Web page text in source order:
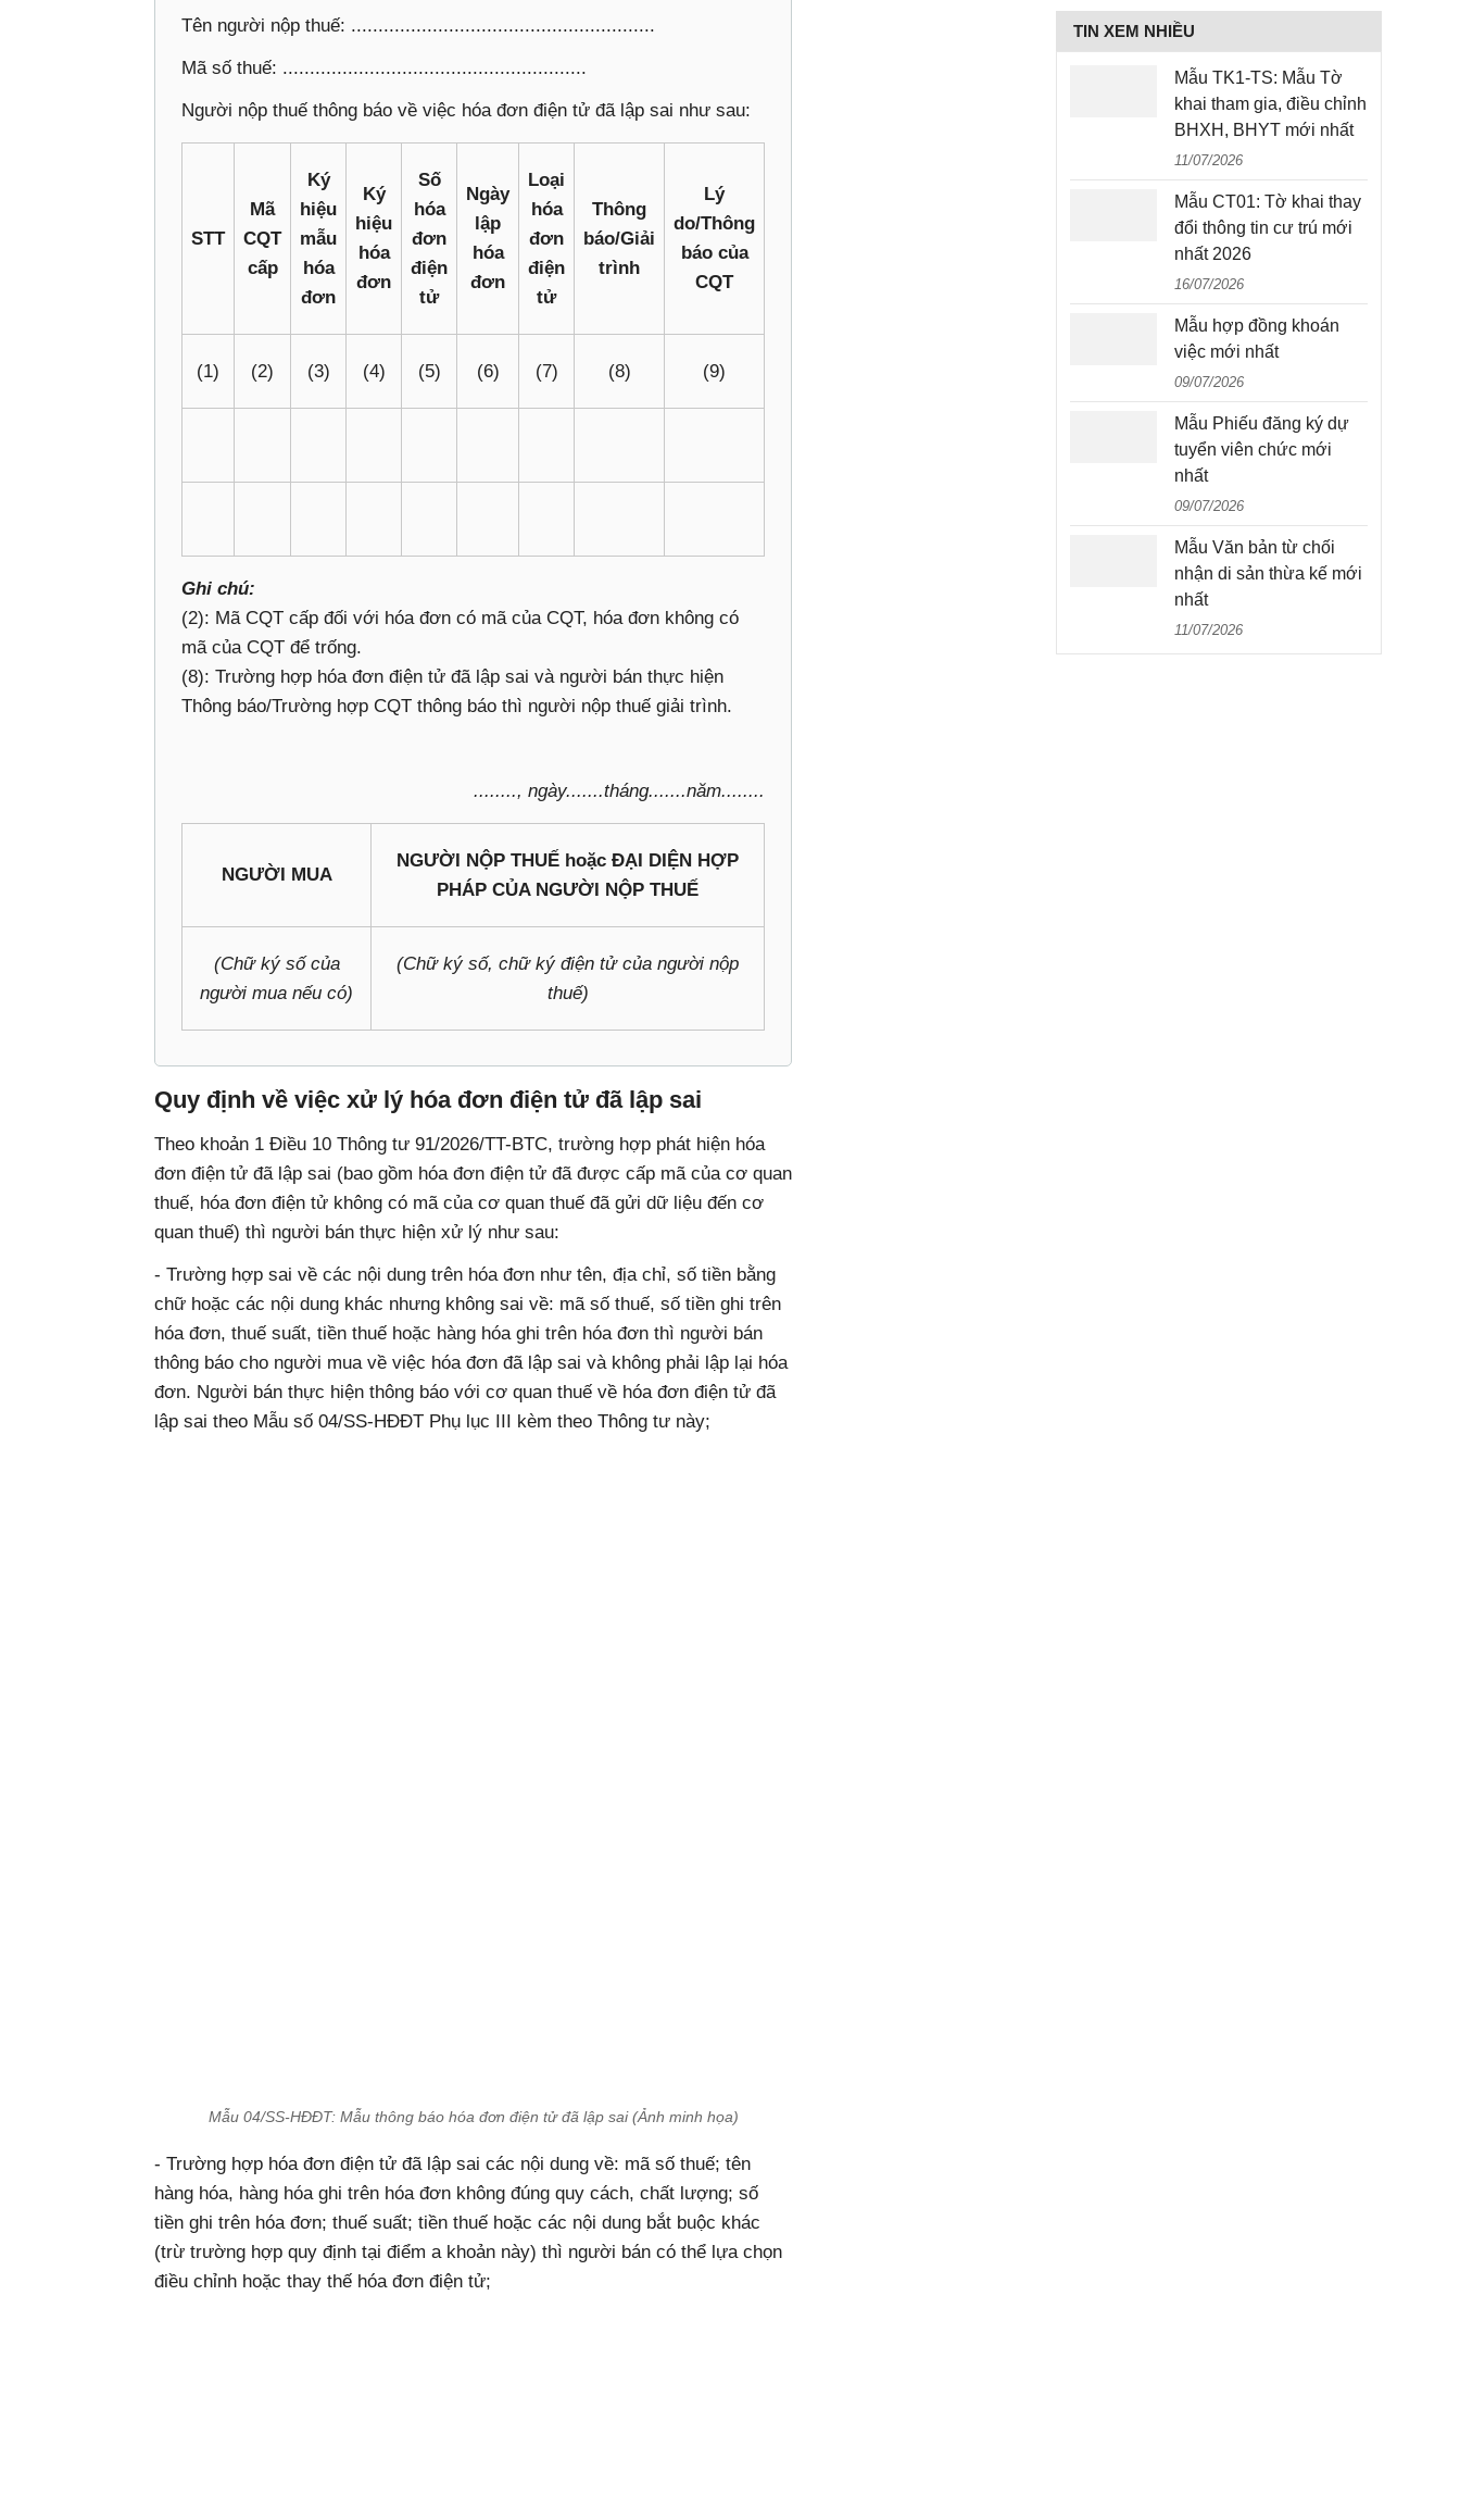
Tên người nộp thuế: ........................................................
Mã số thuế: ........................................................
Người nộp thuế thông báo về việc hóa đơn điện tử đã lập sai như sau:
STT
Mã
CQT
cấp
Ký
hiệu
mẫu
hóa
đơn
Ký
hiệu
hóa
đơn
Số
hóa
đơn
điện
tử
Ngày
lập
hóa
đơn
Loại
hóa
đơn
điện
tử
Thông
báo/Giải
trình
Lý
do/Thông
báo của
CQT
(1) (2) (3) (4) (5) (6) (7) (8) (9)
Ghi chú:
(2): Mã CQT cấp đối với hóa đơn có mã của CQT, hóa đơn không có
mã của CQT để trống.
(8): Trường hợp hóa đơn điện tử đã lập sai và người bán thực hiện
Thông báo/Trường hợp CQT thông báo thì người nộp thuế giải trình.
........, ngày.......tháng.......năm........
NGƯỜI MUA
NGƯỜI NỘP THUẾ hoặc ĐẠI DIỆN HỢP
PHÁP CỦA NGƯỜI NỘP THUẾ
(Chữ ký số của
người mua nếu có)
(Chữ ký số, chữ ký điện tử của người nộp
thuế)
Quy định về việc xử lý hóa đơn điện tử đã lập sai
Theo khoản 1 Điều 10 Thông tư 91/2026/TT-BTC, trường hợp phát hiện hóa
đơn điện tử đã lập sai (bao gồm hóa đơn điện tử đã được cấp mã của cơ quan
thuế, hóa đơn điện tử không có mã của cơ quan thuế đã gửi dữ liệu đến cơ
quan thuế) thì người bán thực hiện xử lý như sau:
- Trường hợp sai về các nội dung trên hóa đơn như tên, địa chỉ, số tiền bằng
chữ hoặc các nội dung khác nhưng không sai về: mã số thuế, số tiền ghi trên
hóa đơn, thuế suất, tiền thuế hoặc hàng hóa ghi trên hóa đơn thì người bán
thông báo cho người mua về việc hóa đơn đã lập sai và không phải lập lại hóa
đơn. Người bán thực hiện thông báo với cơ quan thuế về hóa đơn điện tử đã
lập sai theo Mẫu số 04/SS-HĐĐT Phụ lục III kèm theo Thông tư này;
Mẫu 04/SS-HĐĐT: Mẫu thông báo hóa đơn điện tử đã lập sai (Ảnh minh họa)
- Trường hợp hóa đơn điện tử đã lập sai các nội dung về: mã số thuế; tên
hàng hóa, hàng hóa ghi trên hóa đơn không đúng quy cách, chất lượng; số
tiền ghi trên hóa đơn; thuế suất; tiền thuế hoặc các nội dung bắt buộc khác
(trừ trường hợp quy định tại điểm a khoản này) thì người bán có thể lựa chọn
điều chỉnh hoặc thay thế hóa đơn điện tử;
TIN XEM NHIỀU
Mẫu TK1-TS: Mẫu Tờ
khai tham gia, điều chỉnh
BHXH, BHYT mới nhất
11/07/2026
Mẫu CT01: Tờ khai thay
đổi thông tin cư trú mới
nhất 2026
16/07/2026
Mẫu hợp đồng khoán
việc mới nhất
09/07/2026
Mẫu Phiếu đăng ký dự
tuyển viên chức mới
nhất
09/07/2026
Mẫu Văn bản từ chối
nhận di sản thừa kế mới
nhất
11/07/2026